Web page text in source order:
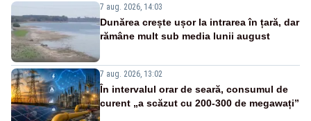
7 aug. 2026, 14:03
Dunărea crește ușor la intrarea în țară, dar
rămâne mult sub media lunii august
7 aug. 2026, 13:02
În intervalul orar de seară, consumul de
curent „a scăzut cu 200-300 de megawați”